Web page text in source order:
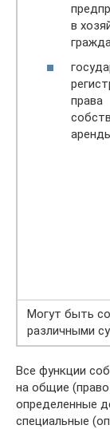
в
права
Могут быть
различными
Все функции
на общие
определенные
специальные